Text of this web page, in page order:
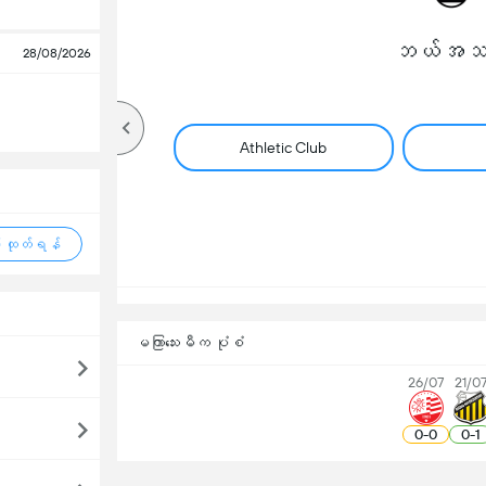
28/08/2026
ထုတ်ရန်
ဘယ်အ
Athletic Club
မကြာသေးမီက ပုံစံ
26/07
0-0
21/07
0-1